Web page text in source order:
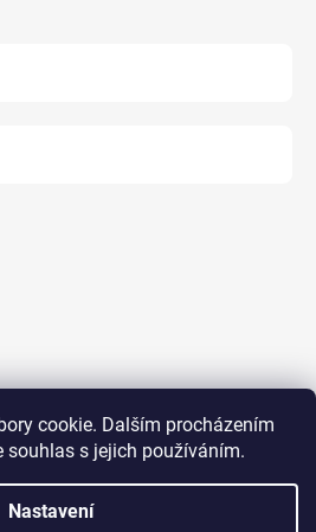
cookie. Dalším procházením
souhlas s jejich používáním.
Nastavení
Vytvořil Shoptet
Štefan Mazáň